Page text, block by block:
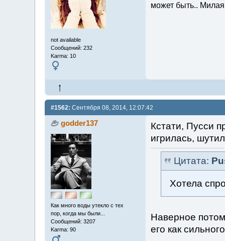
not available
Сообщений: 232
Karma: 10
может быть..
#1562: Сентября 08, 2014, 12:07:42
godder137
Как много воды утекло с тех
пор, когда мы были...
Сообщений: 3207
Karma: 90
Кстати, Пусси
игрилась,
Цитата:
Хотела
Наверное
его как